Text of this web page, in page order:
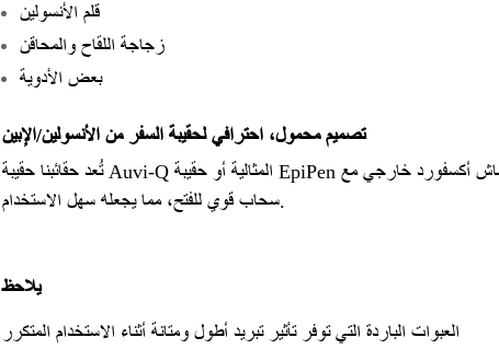
قلم الأنسولين
زجاجة اللقاح والمحاقن
بعض الأدوية
تصميم محمول، احترافي لحقيبة السفر من الأنسولين/الإبين
تُعد حقائبنا حقيبة Auvi-Q المثالية أو حقيبة EpiPen أو حقيبة إمداد مرض السكري. عزل عالي الجودة وقماش أكسفورد خارجي مع
سحاب قوي للفتح، مما يجعله سهل الاستخدام.
يلاحظ
العبوات الباردة التي توفر تأثير تبريد أطول ومتانة أثناء الاستخدام المتكرر